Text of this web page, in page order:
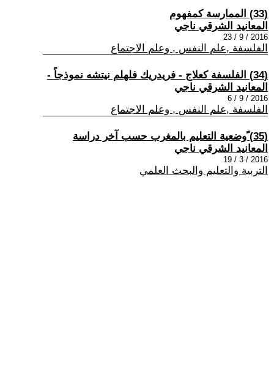
(33) الممارسة كمفهوم
المعانيد الشرقي ناجي
2016 / 9 / 23
الفلسفة ,علم النفس , وعلم الاجتماع
(34) الفلسفة كعلاج - فريدريك فلهلم نيتشه نموذجاً -
المعانيد الشرقي ناجي
2016 / 9 / 6
الفلسفة ,علم النفس , وعلم الاجتماع
(35) ًوضعية التعليم بالمغرب حسب آخر دراسة
المعانيد الشرقي ناجي
2016 / 3 / 19
التربية والتعليم والبحث العلمي